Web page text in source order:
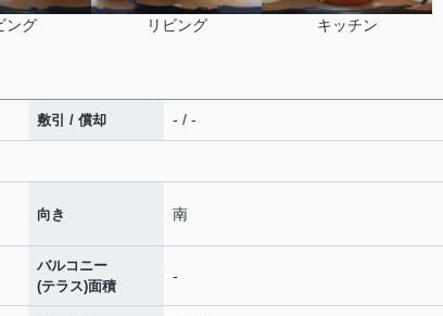
ング リビング キッチン
敷引 / 償却 - / -
向き 南
バルコニー
(テラス)面積
-